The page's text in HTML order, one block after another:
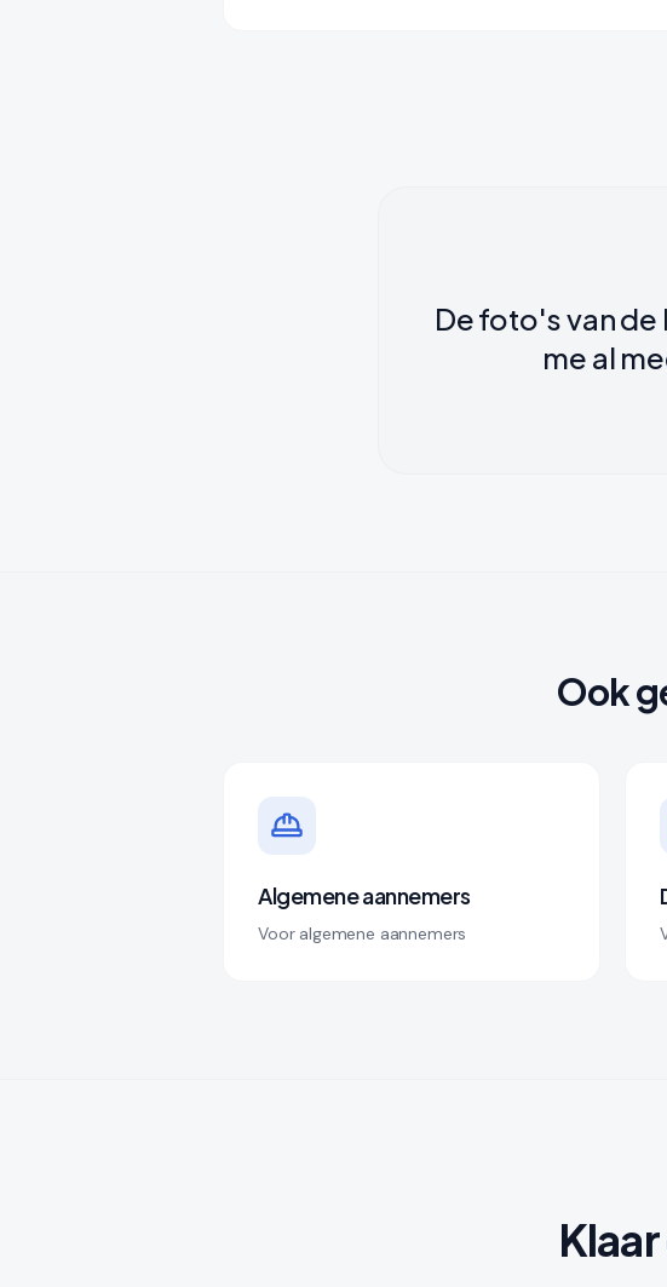
De foto's van
me al
Ook
Algemene aannemers
Voor algemene aannemers